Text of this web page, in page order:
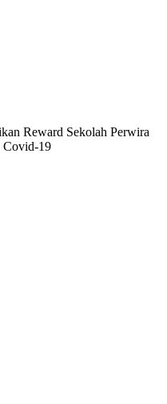
Reward Sekolah Perwira
Covid-19